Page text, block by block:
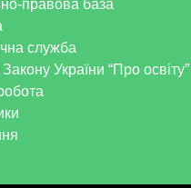
правова база
служба
України “Про освіту”